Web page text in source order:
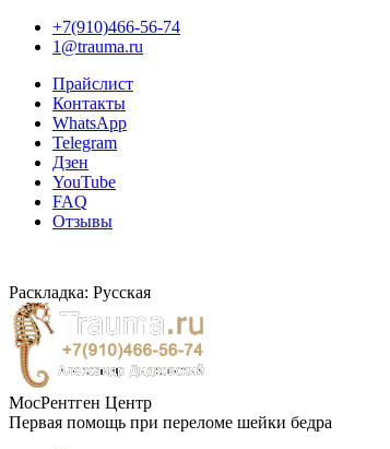
+7(910)466-56-74
1@trauma.ru
Прайслист
Контакты
WhatsApp
Telegram
Дзен
YouTube
FAQ
Отзывы
Раскладка: Русская
МосРентген Центр
Первая помощь при переломе шейки бедра